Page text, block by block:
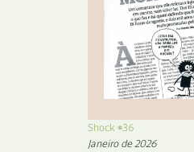
Shock #36
Janeiro de 2026